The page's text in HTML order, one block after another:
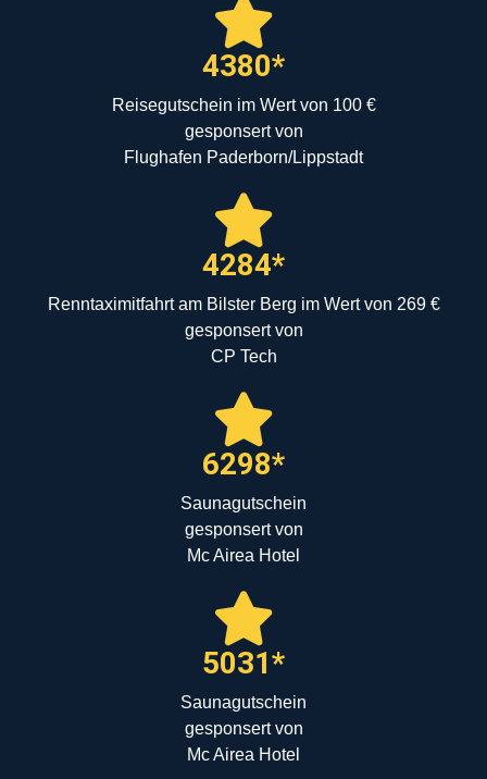
4380*
Reisegutschein im Wert von 100 €
gesponsert von
Flughafen Paderborn/Lippstadt
4284*
Renntaximitfahrt am Bilster Berg im Wert von 269 €
gesponsert von
CP Tech
6298*
Saunagutschein
gesponsert von
Mc Airea Hotel
5031*
Saunagutschein
gesponsert von
Mc Airea Hotel